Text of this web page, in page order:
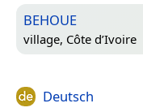
BEHOUE
village, Côte d’Ivoire
Deutsch